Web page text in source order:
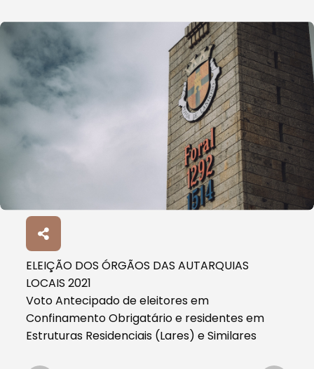
ELEIÇÃO DOS ÓRGÃOS DAS AUTARQUIAS
LOCAIS 2021
Voto Antecipado de eleitores em
Confinamento Obrigatário e residentes em
Estruturas Residenciais (Lares) e Similares